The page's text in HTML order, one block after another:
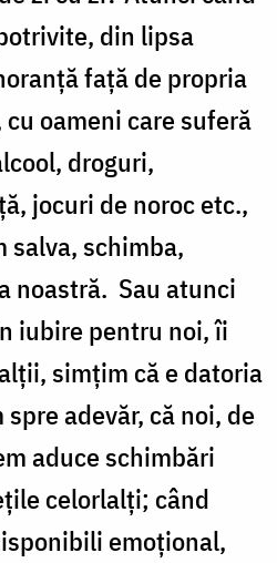
din lipsa
față de propria
oameni care suferă
droguri,
jocuri de noroc etc.,
salva, schimba,
noastră. Sau atunci
iubire pentru noi, îi
simțim că e datoria
adevăr, că noi, de
aduce schimbări
celorlalți; când
emoțional,